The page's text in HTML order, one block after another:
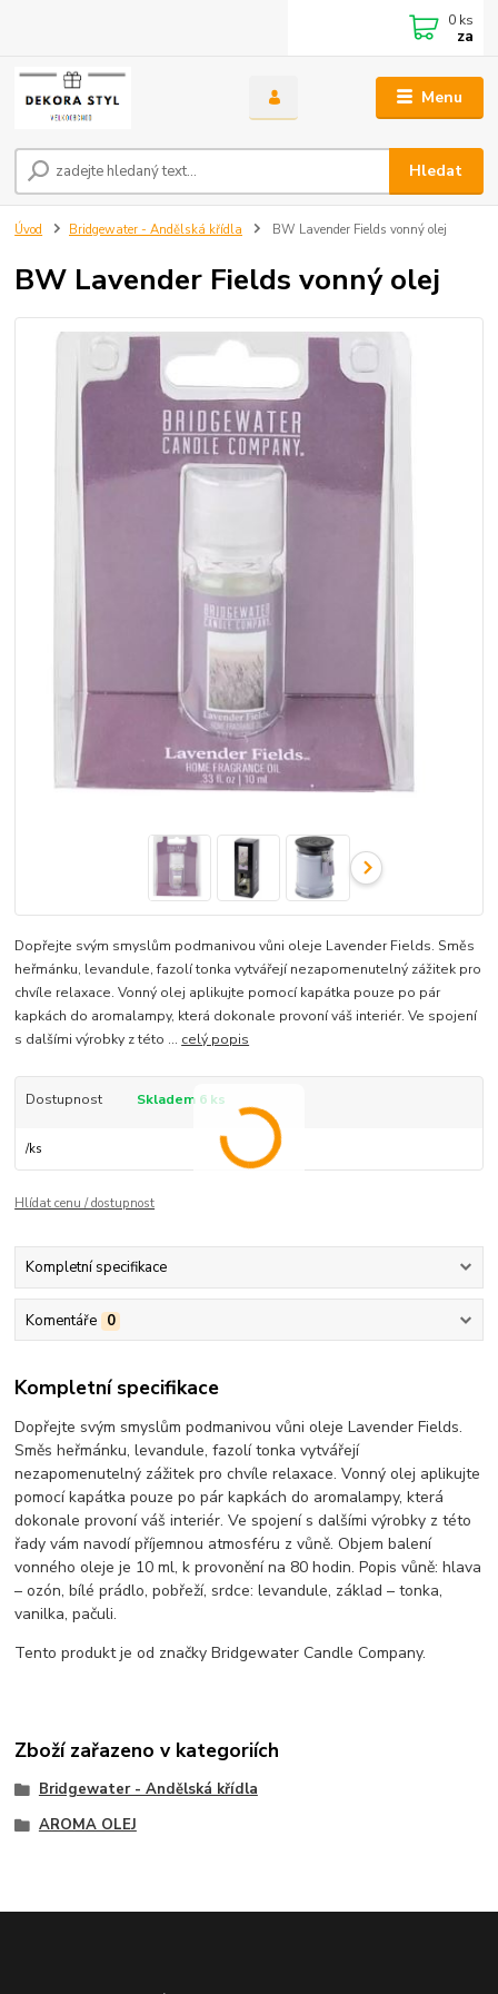
Menu
Hledat
0 ks
za
Úvod Bridgewater - Andělská křídla BW Lavender Fields vonný olej
BW Lavender Fields vonný olej
Dopřejte svým smyslům podmanivou vůni oleje Lavender Fields. Směs
heřmánku, levandule, fazolí tonka vytvářejí nezapomenutelný zážitek pro
chvíle relaxace. Vonný olej aplikujte pomocí kapátka pouze po pár
kapkách do aromalampy, která dokonale provoní váš interiér. Ve spojení
s dalšími výrobky z této ... celý popis
Dostupnost Skladem 6 ks
/ks
Hlídat cenu / dostupnost
Kompletní specifikace
Komentáře 0
Kompletní specifikace
Dopřejte svým smyslům podmanivou vůni oleje Lavender Fields.
Směs heřmánku, levandule, fazolí tonka vytvářejí
nezapomenutelný zážitek pro chvíle relaxace. Vonný olej aplikujte
pomocí kapátka pouze po pár kapkách do aromalampy, která
dokonale provoní váš interiér. Ve spojení s dalšími výrobky z této
řady vám navodí příjemnou atmosféru z vůně. Objem balení
vonného oleje je 10 ml, k provonění na 80 hodin. Popis vůně: hlava
– ozón, bílé prádlo, pobřeží, srdce: levandule, základ – tonka,
vanilka, pačuli.
Tento produkt je od značky Bridgewater Candle Company.
Zboží zařazeno v kategoriích
Bridgewater - Andělská křídla
AROMA OLEJ